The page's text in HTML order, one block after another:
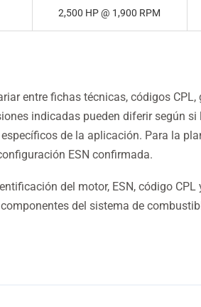
2,500 HP @ 1,900 RPM
entre fichas técnicas, códigos CPL,
indicadas pueden diferir según
de la aplicación. Para la
ESN confirmada.
del motor, ESN, código CPL
del sistema de